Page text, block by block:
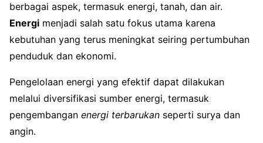
berbagai aspek, termasuk energi, tanah, dan air.
Energi menjadi salah satu fokus utama karena
kebutuhan yang terus meningkat seiring pertumbuhan
penduduk dan ekonomi.
Pengelolaan energi yang efektif dapat dilakukan
melalui diversifikasi sumber energi, termasuk
pengembangan energi terbarukan seperti surya dan
angin.